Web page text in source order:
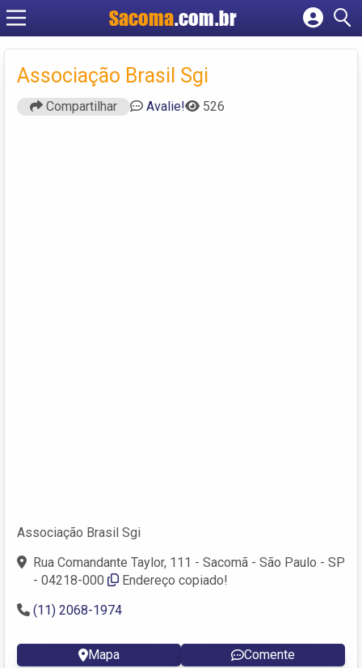
Sacoma.com.br
Cadastrar empresa
Criar conta
Associação Brasil Sgi
Compartilhar Avalie! 526
Associação Brasil Sgi
Rua Comandante Taylor, 111 - Sacomã - São Paulo - SP
- 04218-000
Endereço copiado!
(11) 2068-1974
Mapa Comente